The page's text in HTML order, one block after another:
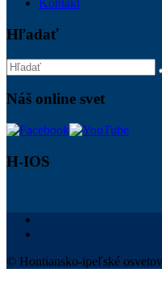
Kontakt
Hľadať
Náš online svet
H-IOS
© Hontiansko-ipeľské